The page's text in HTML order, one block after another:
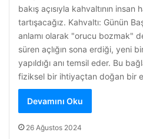
bakış açısıyla kahvaltının insan
tartışacağız. Kahvaltı: Günün
anlamı olarak "orucu bozmak"
süren açlığın sona erdiği, yeni
yapıldığı anı temsil eder. Bu
fiziksel bir ihtiyaçtan doğan bir
Devamını Oku
26 Ağustos 2024